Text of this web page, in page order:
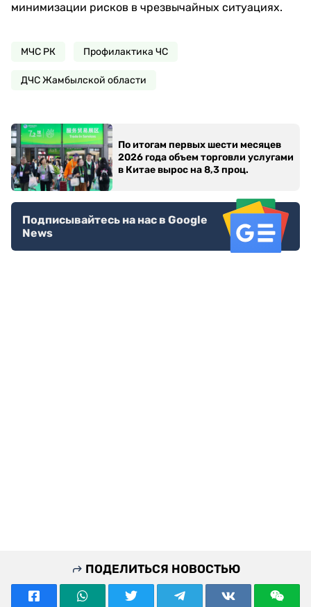
минимизации рисков в чрезвычайных ситуациях.
МЧС РК Профилактика ЧС
ДЧС Жамбылской области
По итогам первых шести месяцев
2026 года объем торговли услугами
в Китае вырос на 8,3 проц.
Подписывайтесь на нас в Google
News
ПОДЕЛИТЬСЯ НОВОСТЬЮ